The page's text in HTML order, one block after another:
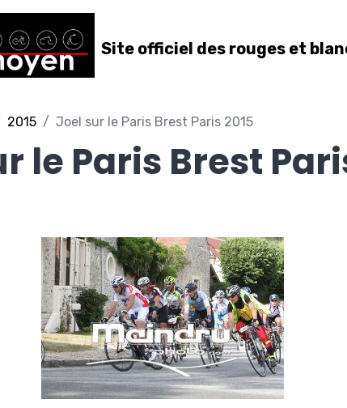
Site officiel des rouges et
2015 Joel sur le Paris Brest Paris 2015
le Paris Brest